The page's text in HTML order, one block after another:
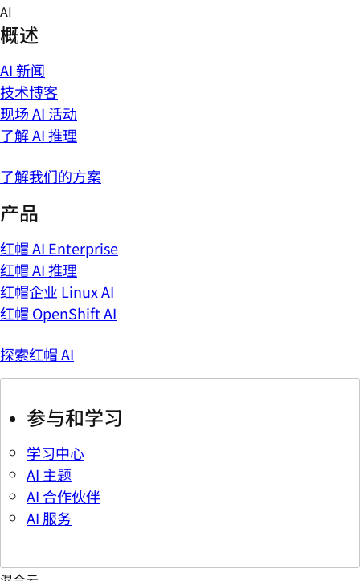
Skip
to
content
AI
概述
AI 新闻
技术博客
现场 AI 活动
了解 AI 推理
了解我们的方案
产品
红帽 AI Enterprise
红帽 AI 推理
红帽企业 Linux AI
红帽 OpenShift AI
探索红帽 AI
参与和学习
学习中心
AI 主题
AI 合作伙伴
AI 服务